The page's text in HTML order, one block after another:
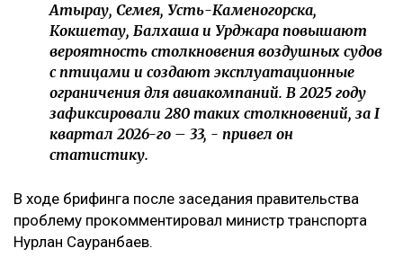
Атырау, Семея, Усть-Каменогорска,
Кокшетау, Балхаша и Урджара повышают
вероятность столкновения воздушных судов
с птицами и создают эксплуатационные
ограничения для авиакомпаний. В 2025 году
зафиксировали 280 таких столкновений, за I
квартал 2026-го – 33, - привел он
статистику.
В ходе брифинга после заседания правительства
проблему прокомментировал министр транспорта
Нурлан Сауранбаев.